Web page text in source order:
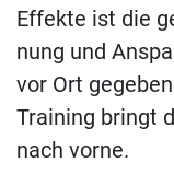
Ef­fek­te ist die
nung und
vor Ort
Trai­ning bringt
nach vorne.